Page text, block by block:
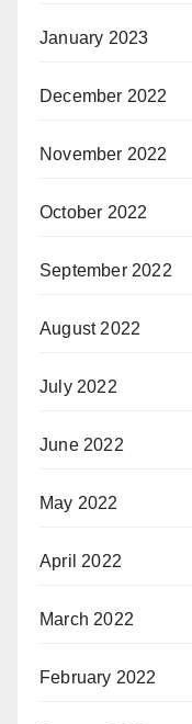
January 2023
December 2022
November 2022
October 2022
September 2022
August 2022
July 2022
June 2022
May 2022
April 2022
March 2022
February 2022